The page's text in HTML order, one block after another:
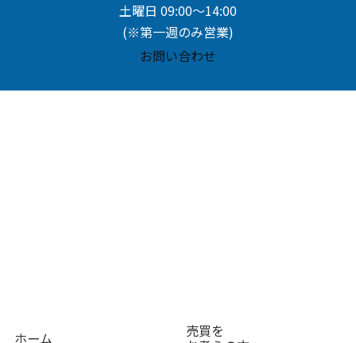
土曜日 09:00～14:00
(※第一週のみ営業)
お問い合わせ
ホーム 売買を